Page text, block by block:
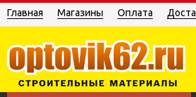
Главная Магазины Оплата